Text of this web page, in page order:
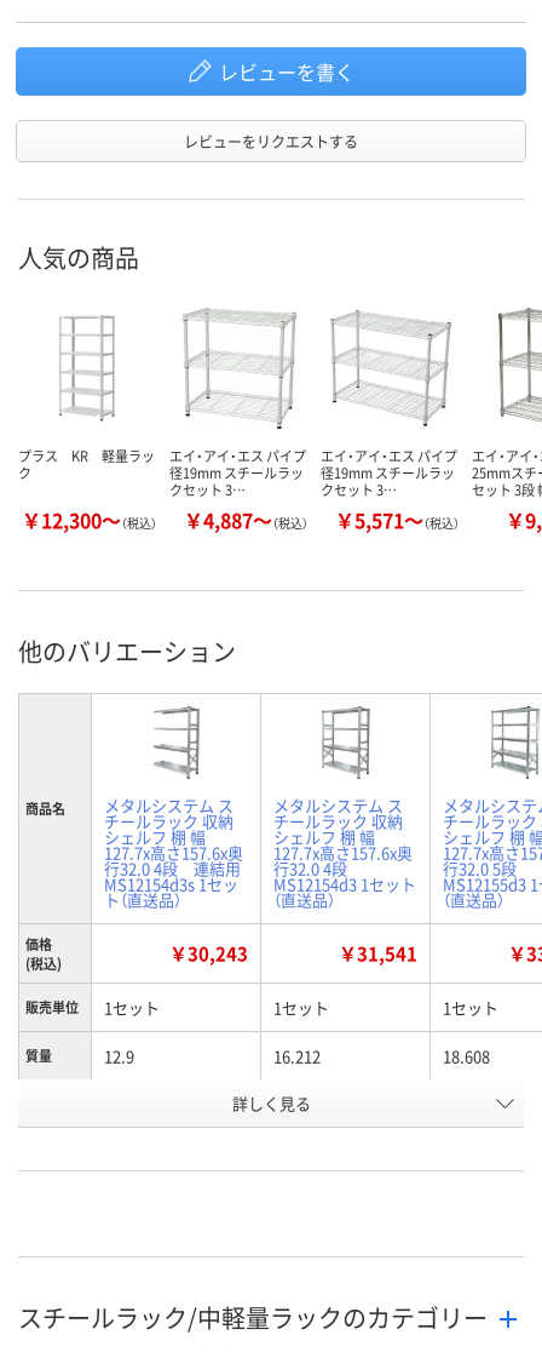
レビューを書く
レビューをリクエストする
人気の商品
プラス KR 軽量ラッ
ク
￥12,300～（税込）
エイ・アイ・エス パイプ
径19mm スチールラッ
クセット 3…
￥4,887～（税込）
エイ・アイ・エス パイプ
径19mm スチールラッ
クセット 3…
￥5,571～（税込）
エイ・アイ
25mmスチ
セット 3段
￥
他のバリエーション
商品名 メタルシステム ス
チールラック 収納
シェルフ 棚 幅
127.7x高さ157.6x奥
行32.0 4段 連結用
MS12154d3s 1セッ
ト（直送品）
メタルシステム ス
チールラック 収納
シェルフ 棚 幅
127.7x高さ157.6x奥
行32.0 4段
MS12154d3 1セット
（直送品）
メタルシステ
チールラック
シェルフ 棚
127.7x高さ
行32.0 5段
MS12155d3
（直送品）
価格
(税込)
￥30,243 ￥31,541 ￥
販売単位 1セット 1セット 1セット
質量 12.9 16.212 18.608
4段
E965089 E963963 E963964
数量 数量 数量
詳しく見る
スチールラック/中軽量ラックのカテゴリー